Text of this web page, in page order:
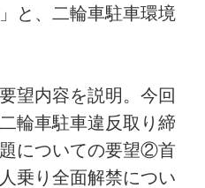
と、二輪車駐車環境
望内容を説明。今回
輪車駐車違反取り締
についての要望②首
乗り全面解禁につい